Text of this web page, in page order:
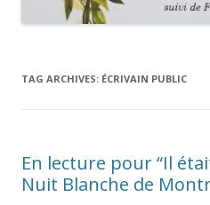
TAG ARCHIVES: ÉCRIVAIN PUBLIC
En lecture pour “Il
Nuit Blanche de